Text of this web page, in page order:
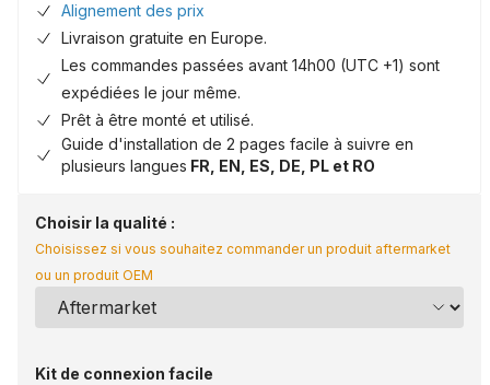
Alignement des prix
Livraison gratuite en Europe.
Les commandes passées avant 14h00 (UTC +1) sont
expédiées le jour même.
Prêt à être monté et utilisé.
Guide d'installation de 2 pages facile à suivre en
plusieurs langues FR, EN, ES, DE, PL et RO
Choisir la qualité :
Choisissez si vous souhaitez commander un produit aftermarket
ou un produit OEM
Kit de connexion facile